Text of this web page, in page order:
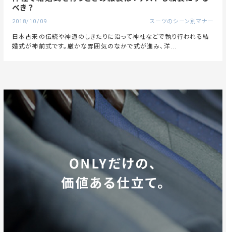
べき？
2018/10/09 スーツのシーン別マナー
日本古来の伝統や神道のしきたりに沿って神社などで執り行われる結
婚式が神前式です。厳かな雰囲気のなかで式が進み、洋...